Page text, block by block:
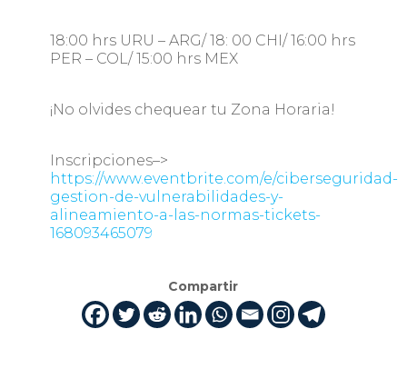
18:00 hrs URU – ARG/ 18: 00 CHI/ 16:00 hrs
PER – COL/ 15:00 hrs MEX
¡No olvides chequear tu Zona Horaria!
Inscripciones–>
https://www.eventbrite.com/e/ciberseguridad-
gestion-de-vulnerabilidades-y-
alineamiento-a-las-normas-tickets-
168093465079
Compartir